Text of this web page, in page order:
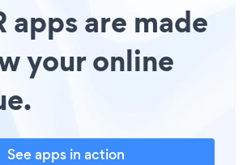
apps are made
your online
See apps in action